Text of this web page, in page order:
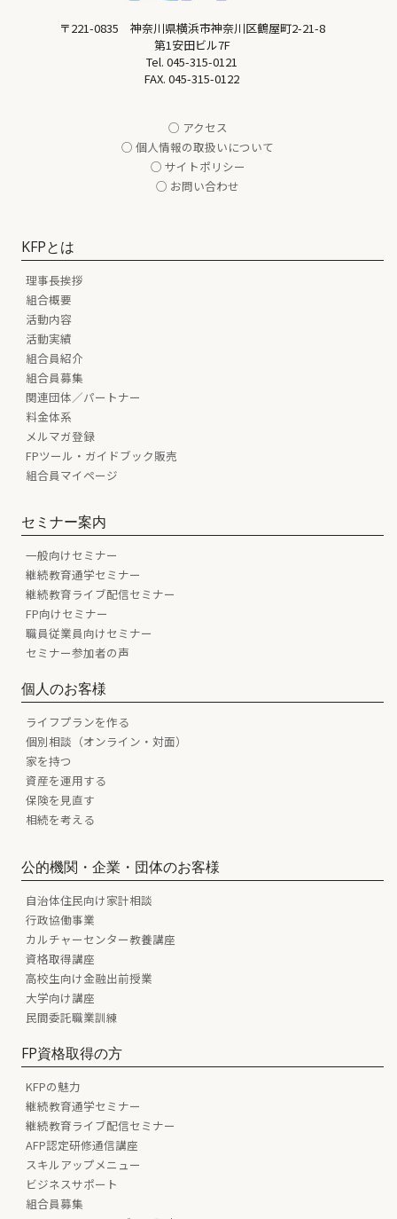
〒221-0835 神奈川県横浜市神奈川区鶴屋町2-21-8
第1安田ビル7F
Tel. 045-315-0121
FAX. 045-315-0122
○ アクセス
○ 個人情報の取扱いについて
○ サイトポリシー
○ お問い合わせ
KFPとは
理事長挨拶
組合概要
活動内容
活動実績
組合員紹介
組合員募集
関連団体／パートナー
料金体系
メルマガ登録
FPツール・ガイドブック販売
組合員マイページ
セミナー案内
一般向けセミナー
継続教育通学セミナー
継続教育ライブ配信セミナー
FP向けセミナー
職員従業員向けセミナー
セミナー参加者の声
個人のお客様
ライフプランを作る
個別相談（オンライン・対面）
家を持つ
資産を運用する
保険を見直す
相続を考える
公的機関・企業・団体のお客様
自治体住民向け家計相談
行政協働事業
カルチャーセンター教養講座
資格取得講座
高校生向け金融出前授業
大学向け講座
民間委託職業訓練
FP資格取得の方
KFPの魅力
継続教育通学セミナー
継続教育ライブ配信セミナー
AFP認定研修通信講座
スキルアップメニュー
ビジネスサポート
組合員募集